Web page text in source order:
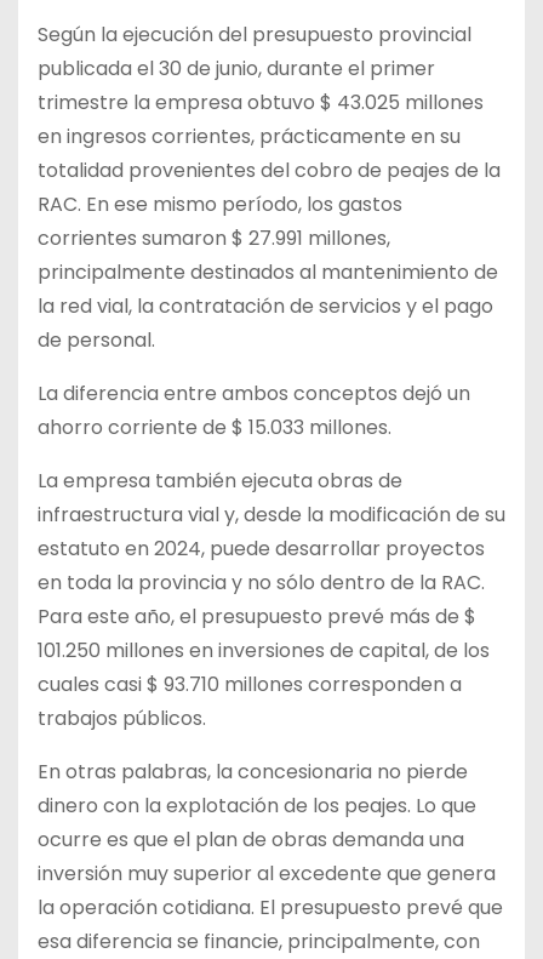
Según la ejecución del presupuesto provincial
publicada el 30 de junio, durante el primer
trimestre la empresa obtuvo $ 43.025 millones
en ingresos corrientes, prácticamente en su
totalidad provenientes del cobro de peajes de la
RAC. En ese mismo período, los gastos
corrientes sumaron $ 27.991 millones,
principalmente destinados al mantenimiento de
la red vial, la contratación de servicios y el pago
de personal.
La diferencia entre ambos conceptos dejó un
ahorro corriente de $ 15.033 millones.
La empresa también ejecuta obras de
infraestructura vial y, desde la modificación de su
estatuto en 2024, puede desarrollar proyectos
en toda la provincia y no sólo dentro de la RAC.
Para este año, el presupuesto prevé más de $
101.250 millones en inversiones de capital, de los
cuales casi $ 93.710 millones corresponden a
trabajos públicos.
En otras palabras, la concesionaria no pierde
dinero con la explotación de los peajes. Lo que
ocurre es que el plan de obras demanda una
inversión muy superior al excedente que genera
la operación cotidiana. El presupuesto prevé que
esa diferencia se financie, principalmente, con